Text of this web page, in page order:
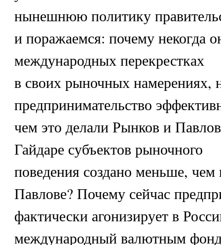
нынешнюю политику
и поражаемся: почему некогда
международных перекрестках
в своих рыночных намерениях,
предпринимательство
чем это делали Рынков и
Гайдаре субъектов рыночного
поведения создано меньше,
Павлове? Почему сейчас
фактически агонизирует в
международный валютным